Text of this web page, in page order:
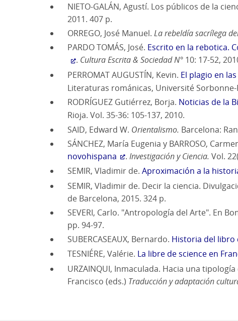
NIETO-GALÁN, Agustí. Los públicos de la
2011. 407 p.
ORREGO, José Manuel. La rebeldía sacrílega
PARDO TOMÁS, José. Escrito en la rebotica.
. Cultura Escrita & Sociedad N° 10: 17-52,
PERROMAT AUGUSTÍN, Kevin. El plagio en
Literaturas románicas, Université Sorbonne-
RODRÍGUEZ Gutiérrez, Borja. Noticias de la
Rioja. Vol. 35-36: 105-137, 2010.
SAID, Edward W. Orientalismo. Barcelona:
SÁNCHEZ, María Eugenia y BARROSO,
novohispana
.Investigación y Ciencia. Vol.
SEMIR, Vladimir de. Aproximación a la
SEMIR, Vladimir de. Decir la ciencia.
de Barcelona, 2015. 324 p.
SEVERI, Carlo. "Antropología del Arte". En
pp. 94-97.
SUBERCASEAUX, Bernardo. Historia del libro
TESNIÉRE, Valérie. La libre de science en
URZAINQUI, Inmaculada. Hacia una
Francisco (eds.) Traducción y adaptación